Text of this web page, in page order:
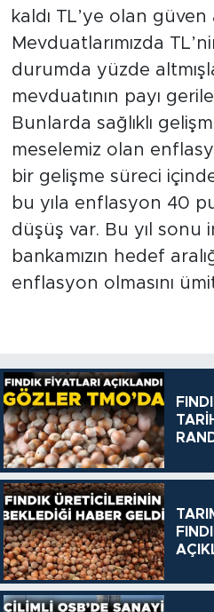
kaldı TL’ye olan
Mevduatlarımızda
durumda yüzde
mevduatının payı
Bunlarda sağlıklı
meselemiz olan
bir gelişme süreci
bu yıla enflasyon 40
düşüş var. Bu yıl sonu
bankamızın hedef
enflasyon olmasını